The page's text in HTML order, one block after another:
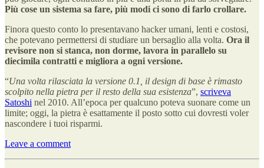
Più cose un sistema sa fare, più modi ci sono di farlo crollare.
Finora questo conto lo presentavano hacker umani, lenti e costosi,
che potevano permettersi di studiare un bersaglio alla volta. Ora il
revisore non si stanca, non dorme, lavora in parallelo su
diecimila contratti e migliora a ogni versione.
“Una volta rilasciata la versione 0.1, il design di base è rimasto
scolpito nella pietra per il resto della sua esistenza”, scriveva
Satoshi nel 2010. All’epoca per qualcuno poteva suonare come un
limite; oggi, la pietra è esattamente il posto sotto cui dovresti voler
nascondere i tuoi risparmi.
Leave a comment